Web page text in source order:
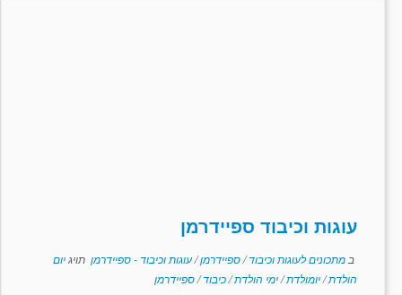
עוגות וכיבוד ספיידרמן
ב מתכונים לעוגות וכיבוד/ספיידרמן/עוגות וכיבוד - ספיידרמן תויגיום
הולדת/יומולדת/ימי הולדת/כיבוד/ספיידרמן